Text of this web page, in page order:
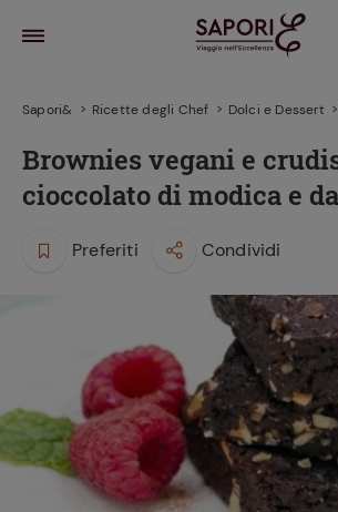
e
ricetta
Sapori& Ricette degli Chef Dolci e Dessert
Brownies vegani e
cioccolato di modica e
Preferiti Condividi